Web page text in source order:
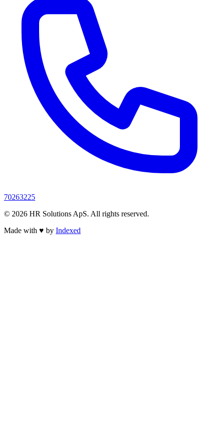
70263225
© 2026 HR Solutions ApS. All rights reserved.
Made with ♥ by Indexed